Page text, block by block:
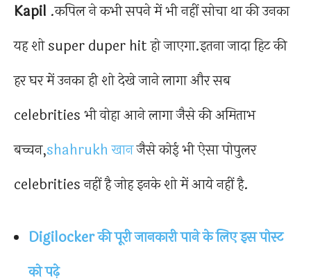
Kapil .कपिल ने कभी सपने में भी नहीं सोचा था की उनका
यह शो super duper hit हो जाएगा.इतना जादा हिट की
हर घर में उनका ही शो देखे जाने लागा और सब
celebrities भी वोहा आने लागा जैसे की अमिताभ
बच्चन,shahrukh खानजैसे कोई भी ऐसा पोपुलर
celebrities नहीं है जोह इनके शो में आये नहीं है.
Digilocker की पूरी जानकारी पाने के लिए इस पोस्ट
को पढ़े